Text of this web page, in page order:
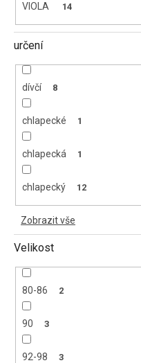
VIOLA 14
určení
dívčí 8
chlapecké 1
chlapecká 1
chlapecký 12
Zobrazit vše
Velikost
80-86 2
90 3
92-98 3